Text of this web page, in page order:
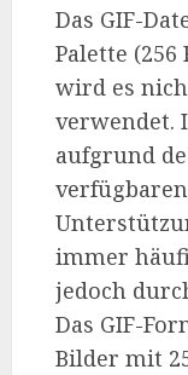
Das GIF-
Palette
wird es
verwendet.
aufgrund
immer
jedoch
Das GIF-
Bilder mit